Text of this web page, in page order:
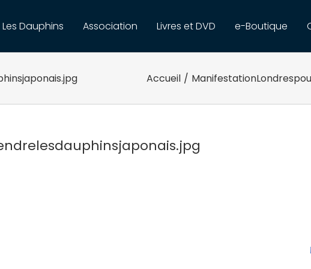
Les Dauphins Association Livres et DVD e-Boutique
Accueil /